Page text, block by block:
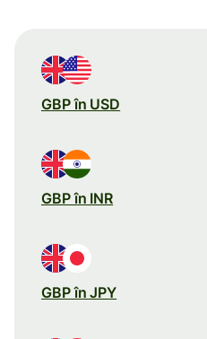
GBP în USD
GBP în INR
GBP în JPY